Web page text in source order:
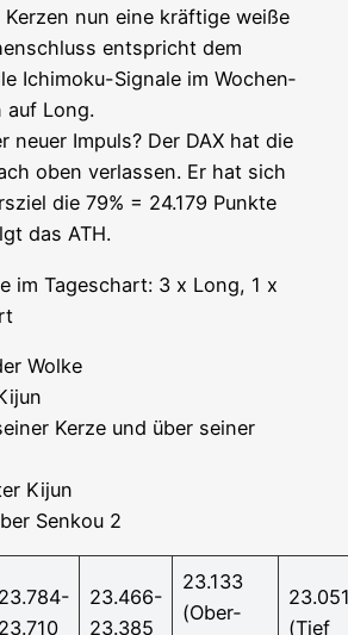
nun eine kräf­ti­ge wei­ße
ent­spricht dem
Ichi­mo­ku-Signa­le im Wochen­
auf Long.
neu­er Impuls? Der DAX hat die
oben ver­las­sen. Er hat sich
die 79% = 24.179 Punk­te
das ATH.
im Tages­chart: 3 x Long, 1 x
Wol­ke
Ker­ze und über sei­ner
Kijun
Sen­kou 2
23.784-
23.710
23.466-
23.385
23.133
(Ober­
(Tief